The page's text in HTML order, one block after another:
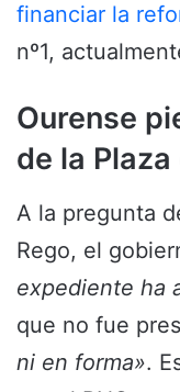
financiar la
nº1,
Ourense
de la
A la pregunta
Rego, el
expediente ha
que no fue
ni en forma».